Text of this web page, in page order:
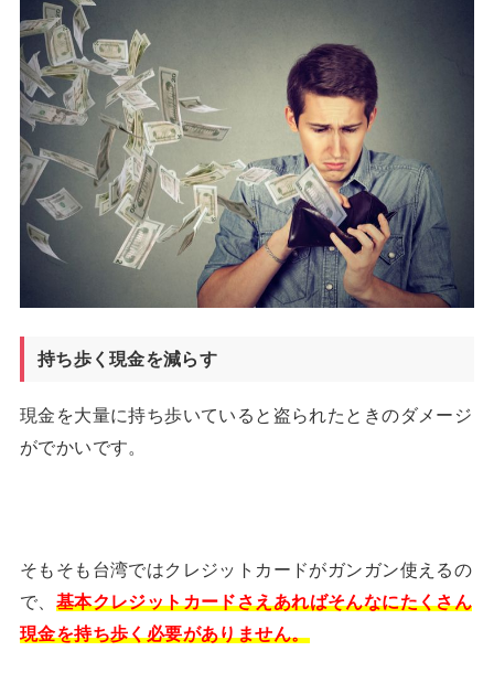
持ち歩く現金を減らす
現金を大量に持ち歩いていると盗られたときのダメージ
がでかいです。
そもそも台湾ではクレジットカードがガンガン使えるの
で、 基本クレジットカードさえあればそんなにたくさん
現金を持ち歩く必要がありません。